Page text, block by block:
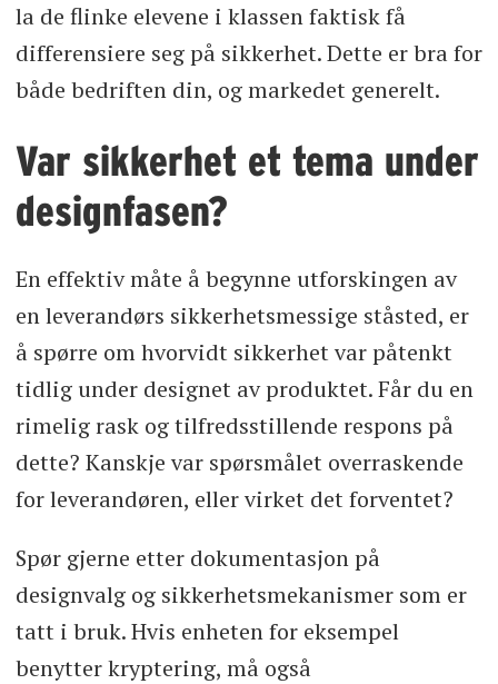
la de flinke elevene i klassen faktisk få
differensiere seg på sikkerhet. Dette er bra for
både bedriften din, og markedet generelt.
Var sikkerhet et tema under
designfasen?
En effektiv måte å begynne utforskingen av
en leverandørs sikkerhetsmessige ståsted, er
å spørre om hvorvidt sikkerhet var påtenkt
tidlig under designet av produktet. Får du en
rimelig rask og tilfredsstillende respons på
dette? Kanskje var spørsmålet overraskende
for leverandøren, eller virket det forventet?
Spør gjerne etter dokumentasjon på
designvalg og sikkerhetsmekanismer som er
tatt i bruk. Hvis enheten for eksempel
benytter kryptering, må også